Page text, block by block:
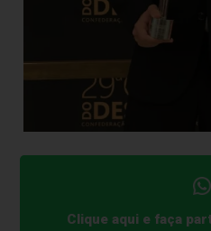
Clique aqui e faça